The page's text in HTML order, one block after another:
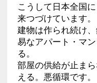
こうして日本全国
来つづけています。
建物は作られ続け
易なアパート・マ
る。
部屋の供給が止ま
える。悪循環です。